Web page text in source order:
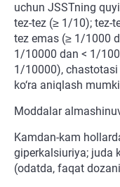
uchun JSSTning
tez-tez (≥ 1/10); tez-
tez emas (≥ 1/1000
1/10000 dan < 1/
1/10000), chastotasi
ko‘ra aniqlash
Moddalar
Kamdan-kam
giperkalsiuriya; juda
(odatda, faqat